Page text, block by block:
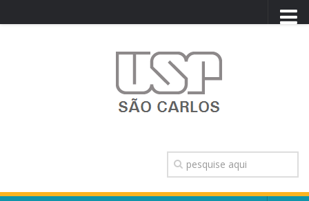
TRANSPARÊNCIA
OUVIDORIA